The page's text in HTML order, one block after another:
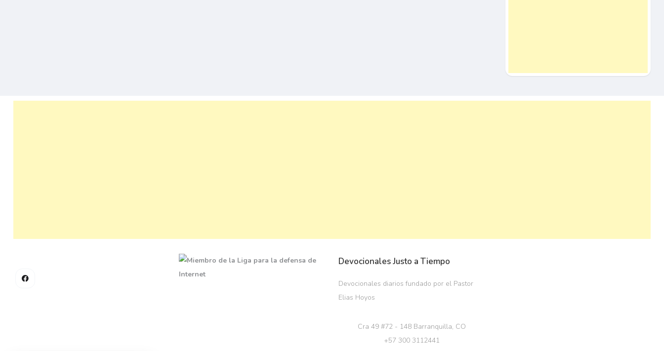
Devocionales Justo a Tiempo
Devocionales diarios fundado por el Pastor
Elias Hoyos
Cra 49 #72 - 148 Barranquilla, CO
+57 300 3112441